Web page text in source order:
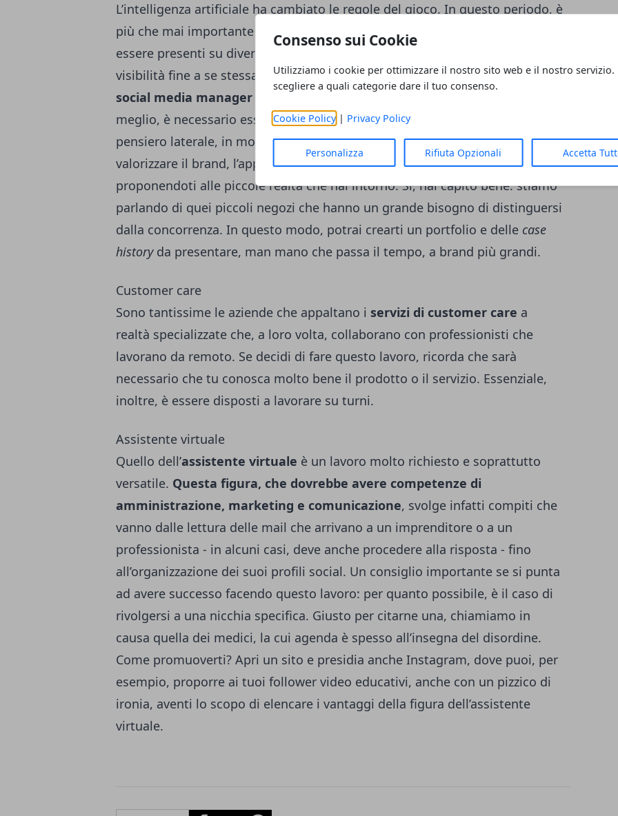
Consenso sui Cookie
Utilizziamo i cookie per ottimizzare il nostro sito web e il nostro servizio.
scegliere a quali categorie dare il tuo consenso.
Cookie Policy| Privacy Policy
Personalizza Rifiuta Opzionali Accetta
L’intelligenza artificiale ha cambiato le regole del gioco. In questo periodo, è
più che mai importante fare attenzione a come comunica il brand
essere presenti su diversi canali, puntando sulla credibilità e non sulla
visibilità fine a se stessa. In questa temperie di novità,la professione del
social media manager
torna a essere molto richiesta. Per portarla avanti al
meglio, è necessario essere in possesso di skill come lo storytelling, il
pensiero laterale, in modo da riuscire a trovare le giuste angolazioni per
valorizzare il brand, l’approccio strategico. Come iniziare? Parti
proponendoti alle piccole realtà che hai intorno. Sì, hai capito bene: stiamo
parlando di quei piccoli negozi che hanno un grande bisogno di distinguersi
dalla concorrenza. In questo modo, potrai crearti un portfolio e delle case
history da presentare, man mano che passa il tempo, a brand più grandi.
Customer care
Sono tantissime le aziende che appaltano i servizi di customer care a
realtà specializzate che, a loro volta, collaborano con professionisti che
lavorano da remoto. Se decidi di fare questo lavoro, ricorda che sarà
necessario che tu conosca molto bene il prodotto o il servizio. Essenziale,
inoltre, è essere disposti a lavorare su turni.
Assistente virtuale
Quello dell’assistente virtuale è un lavoro molto richiesto e soprattutto
versatile. Questa figura, che dovrebbe avere competenze di
amministrazione, marketing e comunicazione, svolge infatti compiti che
vanno dalle lettura delle mail che arrivano a un imprenditore o a un
professionista - in alcuni casi, deve anche procedere alla risposta - fino
all’organizzazione dei suoi profili social. Un consiglio importante se si punta
ad avere successo facendo questo lavoro: per quanto possibile, è il caso di
rivolgersi a una nicchia specifica. Giusto per citarne una, chiamiamo in
causa quella dei medici, la cui agenda è spesso all’insegna del disordine.
Come promuoverti? Apri un sito e presidia anche Instagram, dove puoi, per
esempio, proporre ai tuoi follower video educativi, anche con un pizzico di
ironia, aventi lo scopo di elencare i vantaggi della figura dell’assistente
virtuale.